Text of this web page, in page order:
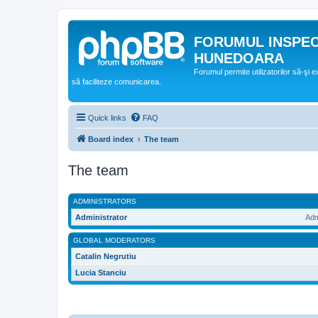
FORUMUL
HUNEDOARA
Forumul permite utilizatorilor să-şi
să faciliteze comunicarea.
Quick links FAQ
Board index The team
The team
ADMINISTRATORS
Administrator
GLOBAL MODERATORS
Catalin Negrutiu
Lucia Stanciu